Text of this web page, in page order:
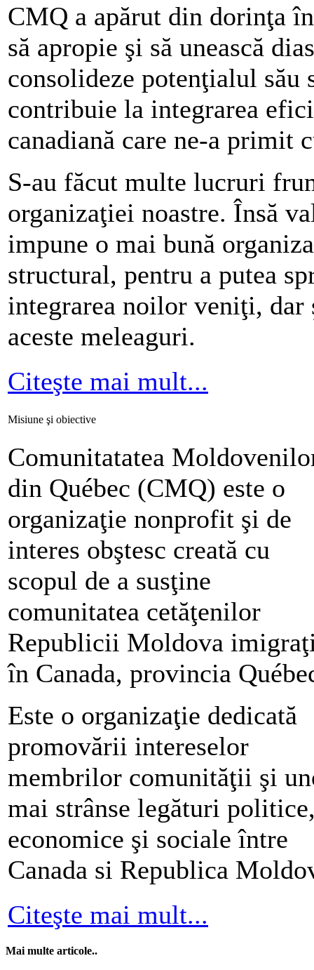
CMQ a apărut din dorinţa
să apropie şi să unească
consolideze potenţialul
contribuie la integrarea
canadiană care ne-a primit
S-au făcut multe lucruri
organizaţiei noastre. Însă
impune o mai bună
structural, pentru a putea
integrarea noilor veniţi,
aceste meleaguri.
Citeşte mai mult...
Misiune şi obiective
Comunitatatea
din Québec (CMQ) este o
organizaţie nonprofit şi de
interes obştesc creată cu
scopul de a susţine
comunitatea cetăţenilor
Republicii Moldova
în Canada, provincia
Este o organizaţie dedicată
promovării intereselor
membrilor comunităţii şi
mai strânse legături
economice şi sociale între
Canada si Republica
Citeşte mai mult...
Mai multe articole..